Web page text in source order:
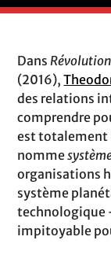
Dans
(2016),
des relations
comprendre
est totalement
nomme
organisations
système
technologique
impitoyable